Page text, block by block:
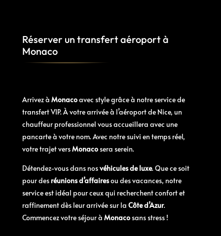
Réserver un transfert aéroport à
Monaco
Arrivez à Monacoavec style grâce à notre service de
transfert VIP. À votre arrivée à l’aéroport de Nice, un
chauffeur professionnel vous accueillera avec une
pancarte à votre nom. Avec notre suivi en temps réel,
votre trajet versMonacosera serein.
Détendez-vous dans nosvéhicules de luxe. Que ce soit
pour des réunions d’affairesou des vacances, notre
service est idéal pour ceux qui recherchent confort et
raffinement dès leur arrivée sur la Côte d’Azur.
Commencez votre séjour à Monacosans stress !